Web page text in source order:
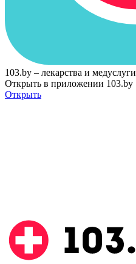
103.by – лекарства и медуслуги
Открыть в приложении 103.by
Открыть